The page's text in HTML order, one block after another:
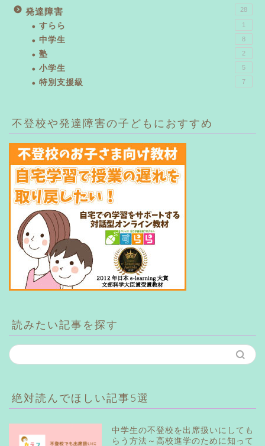
発達障害 28
すらら 1
中学生 8
塾 2
小学生 5
特別支援級 7
不登校や発達障害の子どもにおすすめ
読みたい記事を探す
絶対読んでほしい記事5選
中学生の不登校を出席扱いにしても
らう方法～高校進学のために知って